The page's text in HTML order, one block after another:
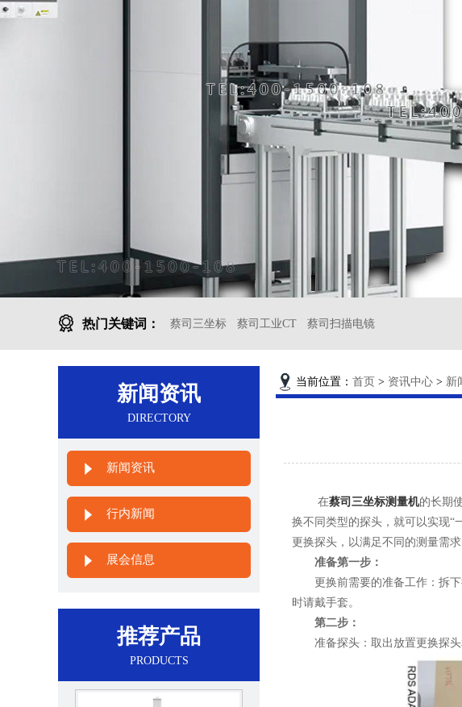
热门关键词： 蔡司三坐标 蔡司工业CT 蔡司扫描电镜
新闻资讯
DIRECTORY
新闻资讯
行内新闻
展会信息
推荐产品
PRODUCTS
当前位置： 首页 > 资讯中心 > 新
在蔡司三坐标测量机的长期
换不同类型的探头，就可以实现“
更换探头，以满足不同的测量需
准备第一步：
更换前需要的准备工作：拆下
时请戴手套。
第二步：
准备探头：取出放置更换探头